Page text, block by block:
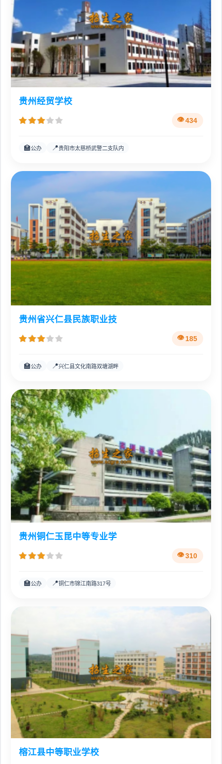
贵州经贸学校
434
🏫公办 📍贵阳市太慈桥武警二支队内
贵州省兴仁县民族职业技
185
🏫公办 📍兴仁县文化南路双塘湖畔
贵州铜仁玉昆中等专业学
310
🏫公办 📍铜仁市锦江南路317号
榕江县中等职业学校